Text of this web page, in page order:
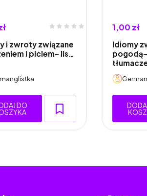
i zwroty związane
i piciem- lis…
DO
1,00 zł
Idiomy